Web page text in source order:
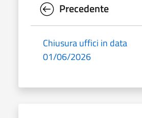
Precedente
Chiusura uffici in data
01/06/2026